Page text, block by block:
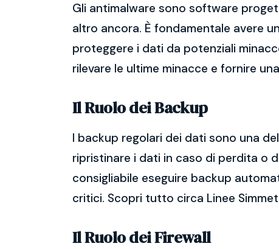
Gli antimalware sono software
altro ancora. È fondamentale avere
proteggere i dati da potenziali
rilevare le ultime minacce e fornire
Il Ruolo dei Backup
I backup regolari dei dati sono una
ripristinare i dati in caso di perdita o
consigliabile eseguire backup
critici. Scopri tutto circa Linee
Il Ruolo dei Firewall